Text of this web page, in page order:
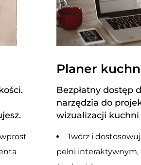
Planer
Bezpłatny dostęp
narzędzia do
wizualizacji kuchni
Twórz i
pełni